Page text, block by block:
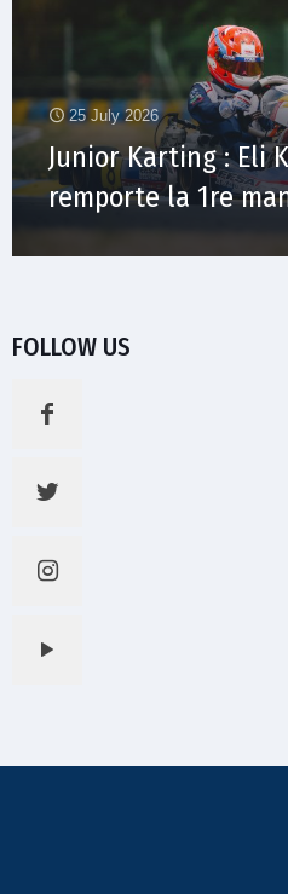
25 July 2026
Junior Karting : Eli
remporte la 1re
FOLLOW US